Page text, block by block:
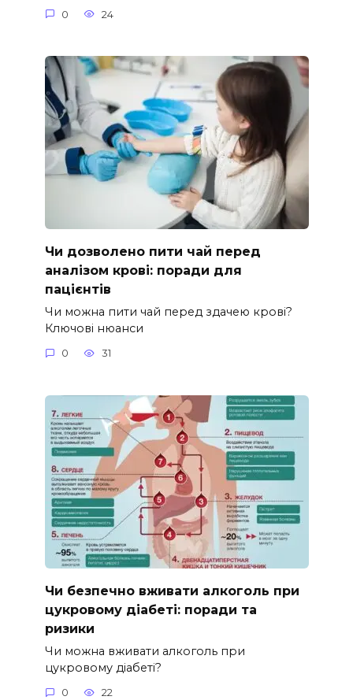
0 24
Чи дозволено пити чай перед
аналізом крові: поради для
пацієнтів
Чи можна пити чай перед здачею крові?
Ключові нюанси
0 31
Чи безпечно вживати алкоголь при
цукровому діабеті: поради та
ризики
Чи можна вживати алкоголь при
цукровому діабеті?
0 22